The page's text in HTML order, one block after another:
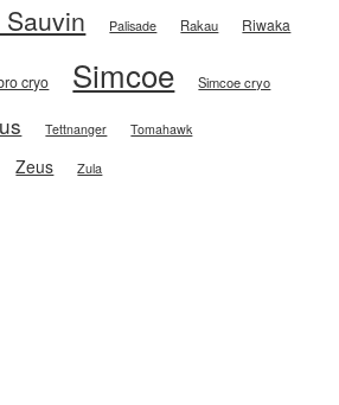
Palisade Rakau Riwaka
cryo Simcoe Simcoe cryo
Tettnanger Tomahawk
Zeus Zula